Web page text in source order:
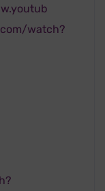
watch?